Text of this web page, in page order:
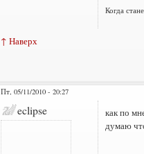
Когда
↑ Наверх
Пт, 05/11/2010 - 20:27
eclipse
как по
думаю